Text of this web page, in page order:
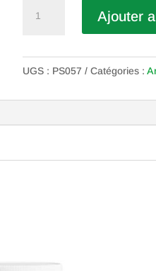
Ajouter
UGS : PS057 Catégories :